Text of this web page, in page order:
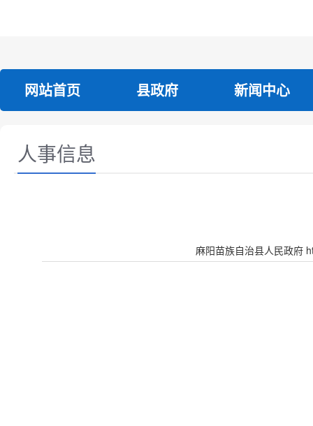
网站首页 县政府 新闻中心
人事信息
麻阳苗族自治县人民政府